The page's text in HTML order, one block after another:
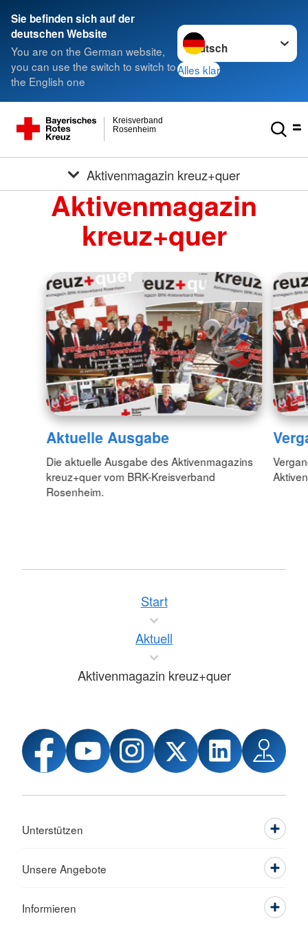
Sie befinden sich auf der
deutschen Website
You are on the German website,
you can use the switch to switch to
the English one
Sprache wechseln zu
Alles klar
Rosenheim
Kreisverband
Aktivenmagazin kreuz+quer
Aktivenmagazin
kreuz+quer
Aktuelle Ausgabe
Die aktuelle Ausgabe des Aktivenmagazins
kreuz+quer vom BRK-Kreisverband
Rosenheim.
Start
Aktuell
Aktivenmagazin kreuz+quer
Unterstützen
Unsere Angebote
Informieren